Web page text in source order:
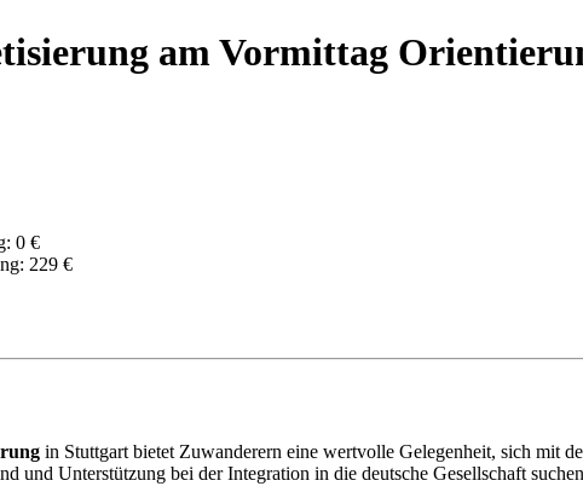
am Vormittag
0 €
229 €
in Stuttgart bietet Zuwanderern eine wertvolle Gelegenheit, sich mit
und Unterstützung bei der Integration in die deutsche Gesellschaft